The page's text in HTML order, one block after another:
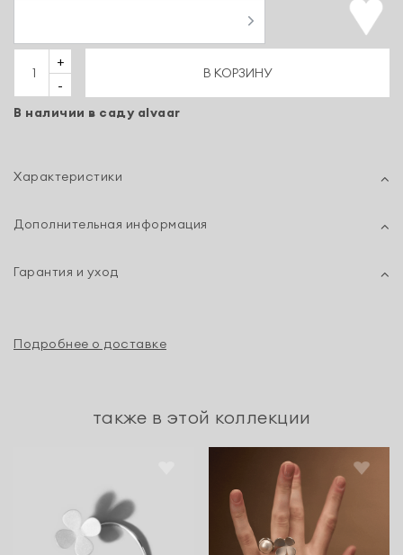
-
+
В КОРЗИНУ
В наличии в саду alvaar
Характеристики
Дополнительная информация
Гарантия и уход
Подробнее о доставке
также в этой коллекции